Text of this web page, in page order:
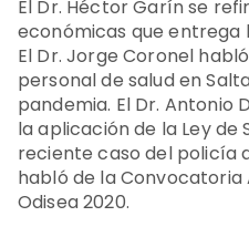
El Dr. Héctor Garín se
económicas que entrega
El Dr. Jorge Coronel
personal de salud en
pandemia. El Dr. Antonio
la aplicación de la Ley de
reciente caso del policía
habló de la Convocatoria
Odisea 2020.